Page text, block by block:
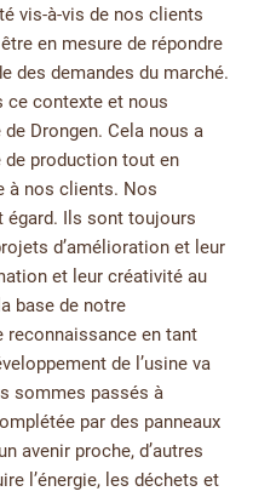
vis-à-vis de nos clients
en mesure de répondre
des demandes du marché.
ce contexte et nous
Drongen. Cela nous a
production tout en
à nos clients. Nos
égard. Ils sont toujours
d’amélioration et leur
et leur créativité au
base de notre
en tant
de l’usine va
sommes passés à
par des panneaux
avenir proche, d’autres
l’énergie, les déchets et